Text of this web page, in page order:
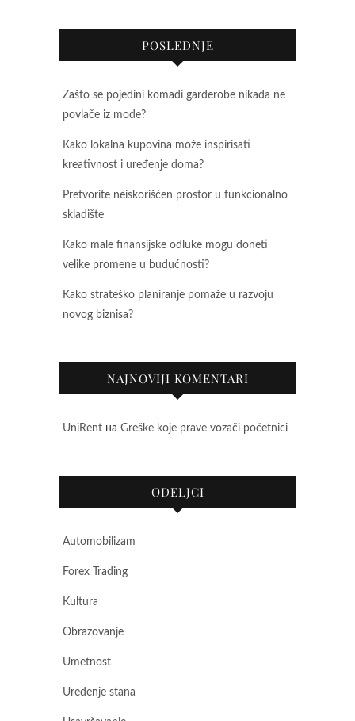
POSLEDNJE
Zašto se pojedini komadi garderobe nikada ne
povlače iz mode?
Kako lokalna kupovina može inspirisati
kreativnost i uređenje doma?
Pretvorite neiskorišćen prostor u funkcionalno
skladište
Kako male finansijske odluke mogu doneti
velike promene u budućnosti?
Kako strateško planiranje pomaže u razvoju
novog biznisa?
NAJNOVIJI KOMENTARI
UniRent на Greške koje prave vozači početnici
ODELJCI
Automobilizam
Forex Trading
Kultura
Obrazovanje
Umetnost
Uređenje stana